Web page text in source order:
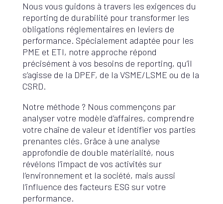
Nous vous guidons à travers les exigences du
reporting de durabilité pour transformer les
obligations réglementaires en leviers de
performance. Spécialement adaptée pour les
PME et ETI, notre approche répond
précisément à vos besoins de reporting, qu’il
s’agisse de la DPEF, de la VSME/LSME ou de la
CSRD.
Notre méthode ? Nous commençons par
analyser votre modèle d’affaires, comprendre
votre chaîne de valeur et identifier vos parties
prenantes clés. Grâce à une analyse
approfondie de double matérialité, nous
révélons l’impact de vos activités sur
l’environnement et la société, mais aussi
l’influence des facteurs ESG sur votre
performance.